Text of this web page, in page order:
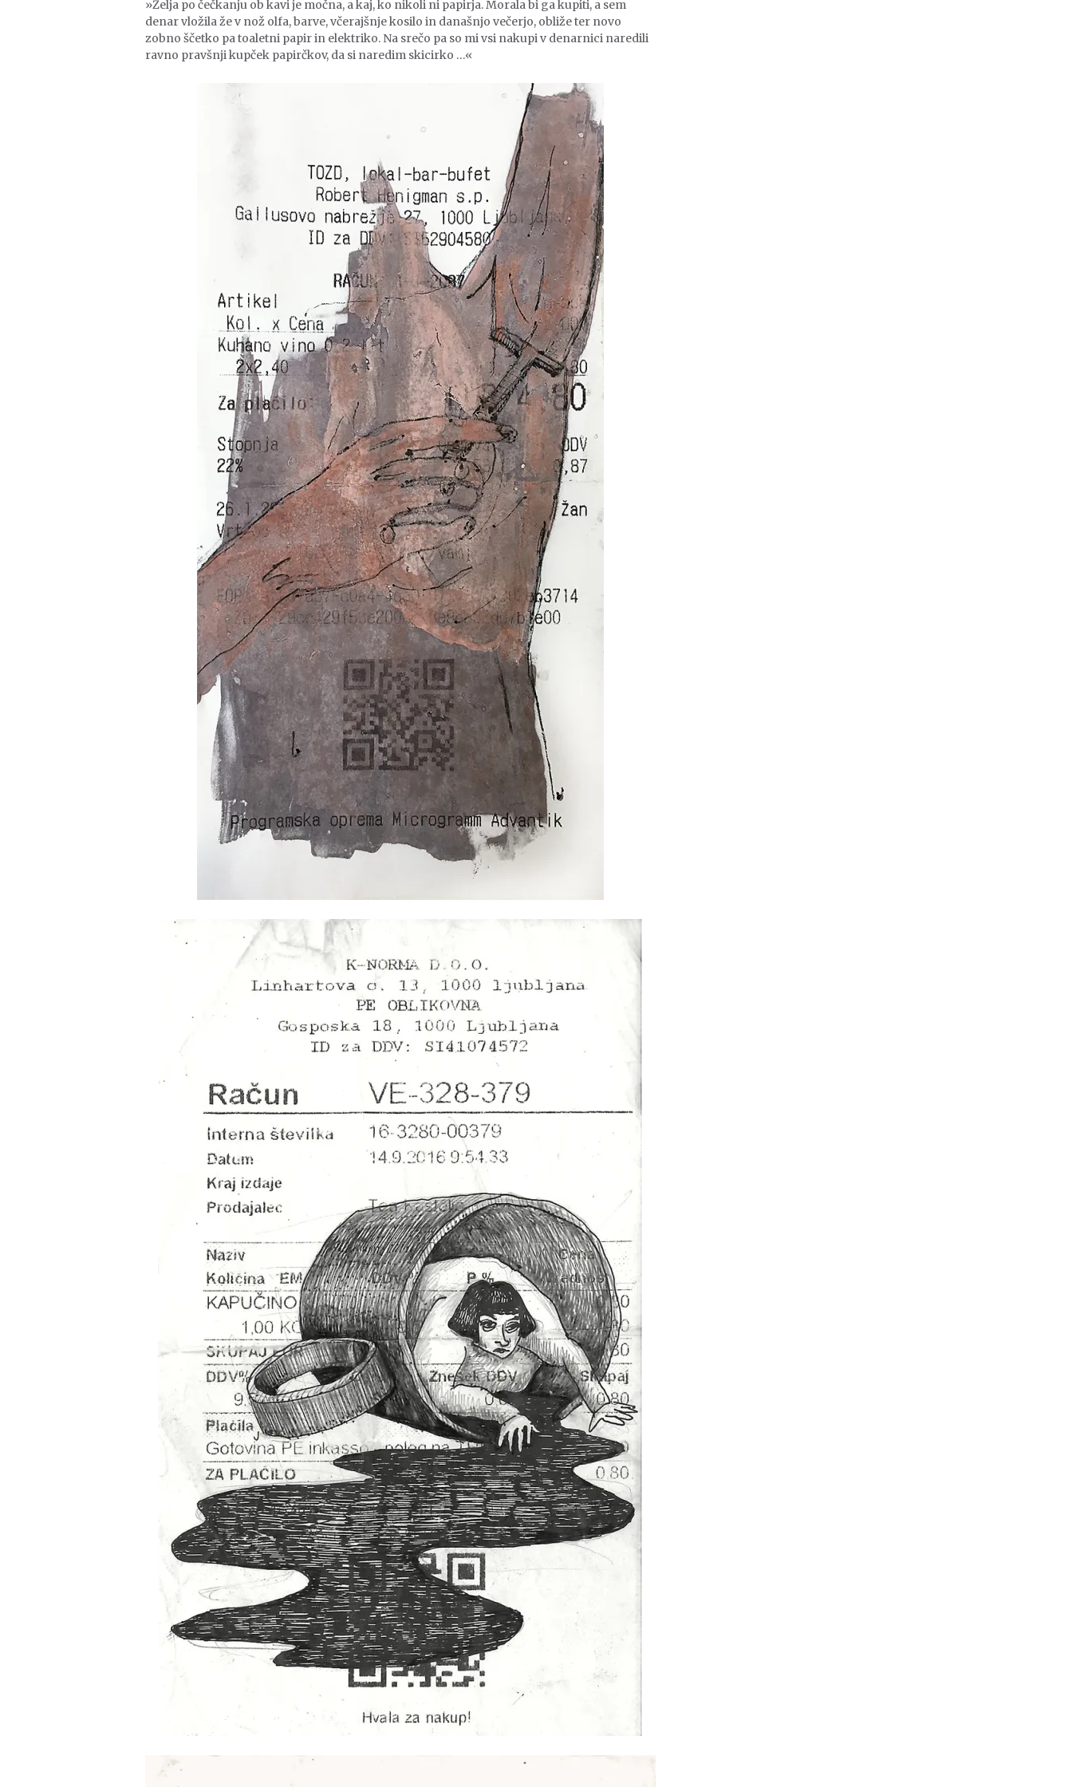
»Želja po čečkanju ob kavi je močna, a kaj, ko nikoli ni papirja. Morala bi ga kupiti, a sem
denar vložila že v nož olfa, barve, včerajšnje kosilo in današnjo večerjo, obliže ter novo
zobno ščetko pa toaletni papir in elektriko. Na srečo pa so mi vsi nakupi v denarnici naredili
ravno pravšnji kupček papirčkov, da si naredim skicirko …«